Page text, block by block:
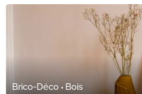
Brico-Déco Bois